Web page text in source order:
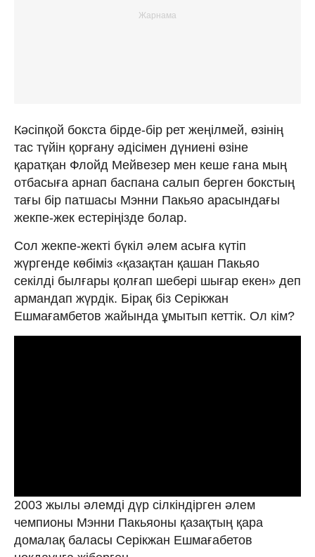
Кәсіпқой бокста бірде-бір рет жеңілмей, өзінің
тас түйін қорғану әдісімен дүниені өзіне
қаратқан Флойд Мейвезер мен кеше ғана мың
отбасыға арнап баспана салып берген бокстың
тағы бір патшасы Мэнни Пакьяо арасындағы
жекпе-жек естеріңізде болар.
Сол жекпе-жекті бүкіл әлем асыға күтіп
жүргенде көбіміз «қазақтан қашан Пакьяо
секілді былғары қолғап шебері шығар екен» деп
армандап жүрдік. Бірақ біз Серікжан
Ешмағамбетов жайында ұмытып кеттік. Ол кім?
2003 жылы әлемді дүр сілкіндірген әлем
чемпионы Мэнни Пакьяоны қазақтың қара
домалақ баласы Серікжан Ешмағабетов